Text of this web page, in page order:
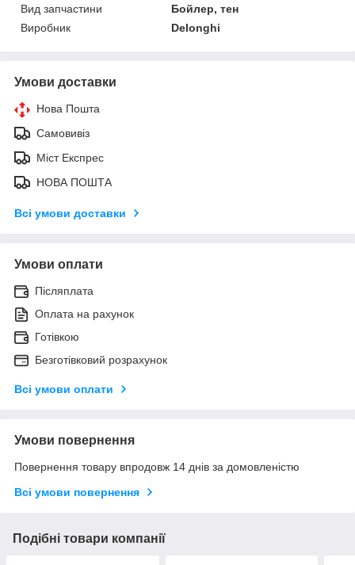
Вид запчастини
Бойлер, тен
Виробник
Delonghi
Умови доставки
Нова Пошта
Самовивіз
Міст Експрес
НОВА ПОШТА
Всі умови доставки
Умови оплати
Післяплата
Оплата на рахунок
Готівкою
Безготівковий розрахунок
Всі умови оплати
Умови повернення
Повернення товару впродовж 14 днів за домовленістю
Всі умови повернення
Подібні товари компанії